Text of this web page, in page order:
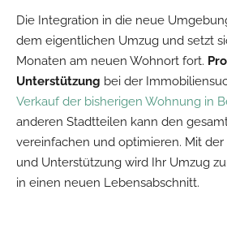
Die Integration in die neue
dem eigentlichen Umzug und setzt
Monaten am neuen Wohnort fort.
Unterstützung bei der
Verkauf der bisherigen Wohnung in
anderen Stadtteilen kann den
vereinfachen und optimieren. Mit
und Unterstützung wird Ihr Umzug
in einen neuen Lebensabschnitt.